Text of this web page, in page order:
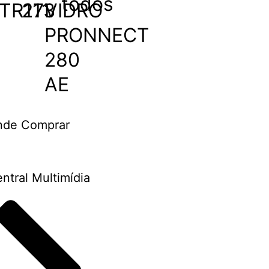
273VIDRO
PRONNECT
280
AE
Comprar
Multimídia